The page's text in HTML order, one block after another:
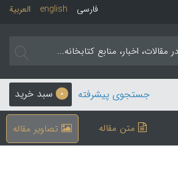
العربیة english فارسی
0 سبد خرید جستجوی پیشرفته
متن مقاله تصاویر مقاله